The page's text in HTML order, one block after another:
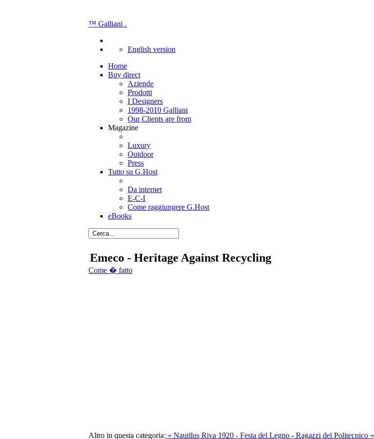
™ Galliani .
English version
Home
Buy direct
Aziende
Prodotti
I Designers
1998-2010 Galliani
Our Clients are from
Magazine
Luxury
Outdoor
Press
Tutto su G.Host
Da internet
E-C-I
Come raggiungere G.Host
eBooks
Emeco - Heritage Against Recycling
Come � fatto
Altro in questa categoria: « Nautilus Riva 1920 - Festa del Legno - Ragazzi del Politecnico »